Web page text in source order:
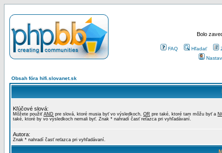
Bolo
FAQ Hľadať
Obsah fóra hifi.slovanet.sk
Kľúčové slová:
Môžete použiť AND pre slová, ktoré musia byť vo výsledkoch, OR pre také, ktoré tam môžu byť a
také, ktoré by vo výsledkoch nemali byť. Znak * nahradí časť reťazca pri vyhľadávaní.
Autora:
Znak * nahradí časť reťazca pri vyhľadávaní.